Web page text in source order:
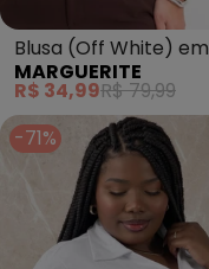
Blusa (Off White) em
Malha de Algodão
MARGUERITE
R$ 34,99R$ 79,99
-71%